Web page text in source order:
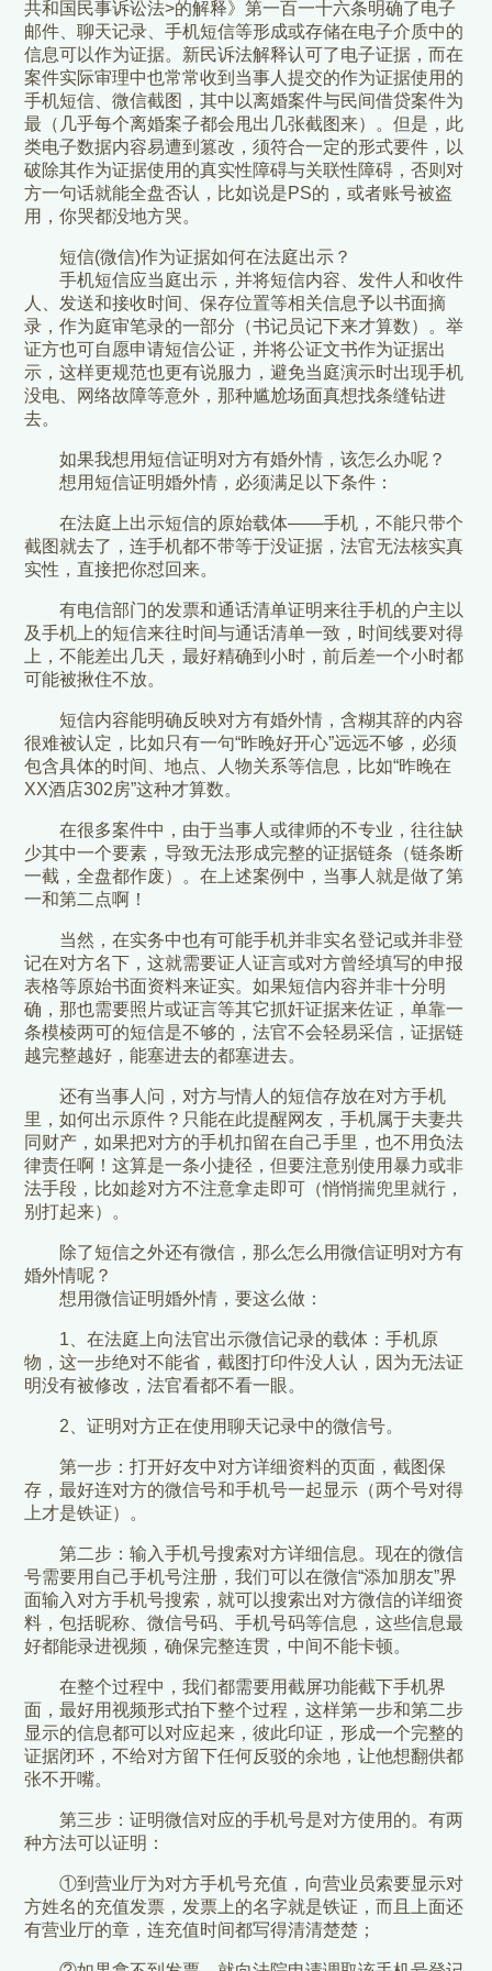
共和国民事诉讼法>的解释》第一百一十六条明确了电子
邮件、聊天记录、手机短信等形成或存储在电子介质中的
信息可以作为证据。新民诉法解释认可了电子证据，而在
案件实际审理中也常常收到当事人提交的作为证据使用的
手机短信、微信截图，其中以离婚案件与民间借贷案件为
最（几乎每个离婚案子都会甩出几张截图来）。但是，此
类电子数据内容易遭到篡改，须符合一定的形式要件，以
破除其作为证据使用的真实性障碍与关联性障碍，否则对
方一句话就能全盘否认，比如说是PS的，或者账号被盗
用，你哭都没地方哭。
短信(微信)作为证据如何在法庭出示？
手机短信应当庭出示，并将短信内容、发件人和收件
人、发送和接收时间、保存位置等相关信息予以书面摘
录，作为庭审笔录的一部分（书记员记下来才算数）。举
证方也可自愿申请短信公证，并将公证文书作为证据出
示，这样更规范也更有说服力，避免当庭演示时出现手机
没电、网络故障等意外，那种尴尬场面真想找条缝钻进
去。
如果我想用短信证明对方有婚外情，该怎么办呢？
想用短信证明婚外情，必须满足以下条件：
在法庭上出示短信的原始载体——手机，不能只带个
截图就去了，连手机都不带等于没证据，法官无法核实真
实性，直接把你怼回来。
有电信部门的发票和通话清单证明来往手机的户主以
及手机上的短信来往时间与通话清单一致，时间线要对得
上，不能差出几天，最好精确到小时，前后差一个小时都
可能被揪住不放。
短信内容能明确反映对方有婚外情，含糊其辞的内容
很难被认定，比如只有一句“昨晚好开心”远远不够，必须
包含具体的时间、地点、人物关系等信息，比如“昨晚在
XX酒店302房”这种才算数。
在很多案件中，由于当事人或律师的不专业，往往缺
少其中一个要素，导致无法形成完整的证据链条（链条断
一截，全盘都作废）。在上述案例中，当事人就是做了第
一和第二点啊！
当然，在实务中也有可能手机并非实名登记或并非登
记在对方名下，这就需要证人证言或对方曾经填写的申报
表格等原始书面资料来证实。如果短信内容并非十分明
确，那也需要照片或证言等其它抓奸证据来佐证，单靠一
条模棱两可的短信是不够的，法官不会轻易采信，证据链
越完整越好，能塞进去的都塞进去。
还有当事人问，对方与情人的短信存放在对方手机
里，如何出示原件？只能在此提醒网友，手机属于夫妻共
同财产，如果把对方的手机扣留在自己手里，也不用负法
律责任啊！这算是一条小捷径，但要注意别使用暴力或非
法手段，比如趁对方不注意拿走即可（悄悄揣兜里就行，
别打起来）。
除了短信之外还有微信，那么怎么用微信证明对方有
婚外情呢？
想用微信证明婚外情，要这么做：
1、在法庭上向法官出示微信记录的载体：手机原
物，这一步绝对不能省，截图打印件没人认，因为无法证
明没有被修改，法官看都不看一眼。
2、证明对方正在使用聊天记录中的微信号。
第一步：打开好友中对方详细资料的页面，截图保
存，最好连对方的微信号和手机号一起显示（两个号对得
上才是铁证）。
第二步：输入手机号搜索对方详细信息。现在的微信
号需要用自己手机号注册，我们可以在微信“添加朋友”界
面输入对方手机号搜索，就可以搜索出对方微信的详细资
料，包括昵称、微信号码、手机号码等信息，这些信息最
好都能录进视频，确保完整连贯，中间不能卡顿。
在整个过程中，我们都需要用截屏功能截下手机界
面，最好用视频形式拍下整个过程，这样第一步和第二步
显示的信息都可以对应起来，彼此印证，形成一个完整的
证据闭环，不给对方留下任何反驳的余地，让他想翻供都
张不开嘴。
第三步：证明微信对应的手机号是对方使用的。有两
种方法可以证明：
①到营业厅为对方手机号充值，向营业员索要显示对
方姓名的充值发票，发票上的名字就是铁证，而且上面还
有营业厅的章，连充值时间都写得清清楚楚；